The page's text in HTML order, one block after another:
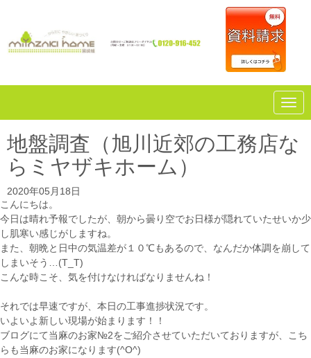
N
a
g
a
地盤調査（旭川近郊の工務店な
らミヤザキホーム）
2020年05月18日
こんにちは。
今日は晴れ予報でしたが、朝から曇り空でお日様が隠れていたせいか少
し肌寒い感じがしますね。
また、朝晩と日中の気温差が１０℃もあるので、なんだか体調を崩して
しまいそう…(T_T)
こんな時こそ、気を付けなければなりませんね！
それでは早速ですが、本日の工事進捗状況です。
いよいよ新しい現場が始まります！！
ブログにて当麻のお家№2をご紹介させていただいておりますが、こち
らも当麻のお家になります(^O^)